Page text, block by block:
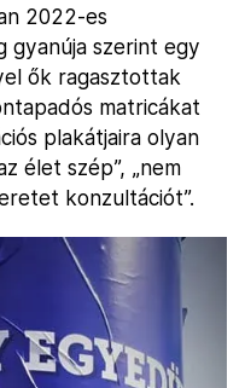
2022-es
gyanúja szerint egy
ők ragasztottak
matricákat
plakátjaira olyan
élet szép”, „nem
konzultációt”.